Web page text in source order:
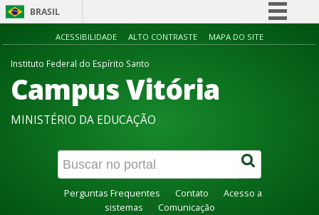
BRASIL
Simplifique!
Acesso à informação
Canais
ACESSIBILIDADE ALTO CONTRASTE MAPA DO SITE
Instituto Federal do Espírito Santo
Campus Vitória
MINISTÉRIO DA EDUCAÇÃO
Perguntas Frequentes Contato
Acesso a
sistemas
Comunicação